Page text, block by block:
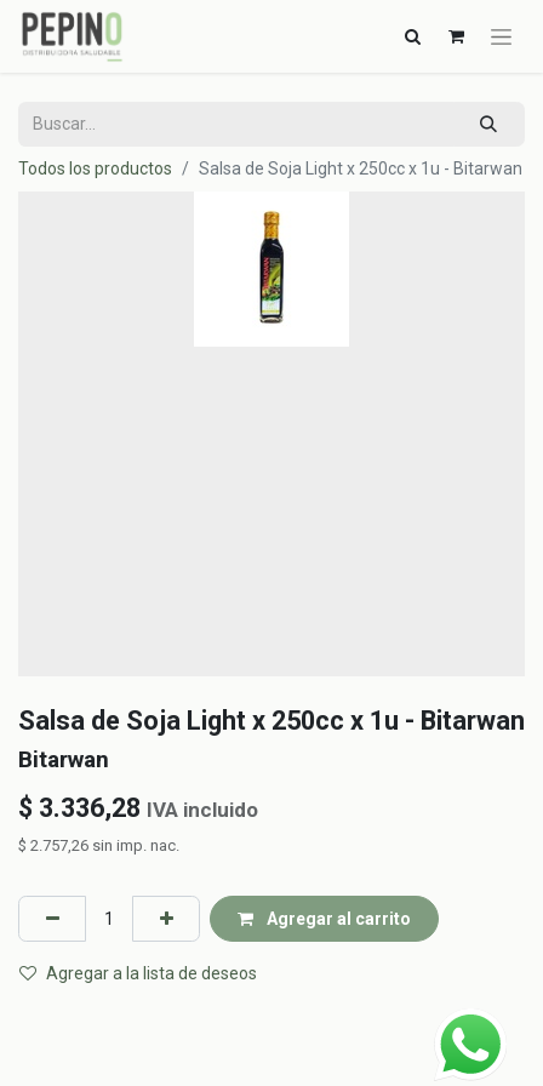
Todos los productos Salsa de Soja Light x 250cc x 1u - Bitarwan
Salsa de Soja Light x 250cc x 1u - Bitarwan
Bitarwan
$ 3.336,28 IVA incluido
$ 2.757,26 sin imp. nac.
Agregar al carrito
Agregar a la lista de deseos